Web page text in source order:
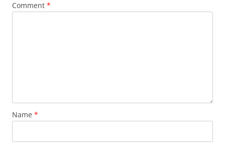
Comment *
Name *